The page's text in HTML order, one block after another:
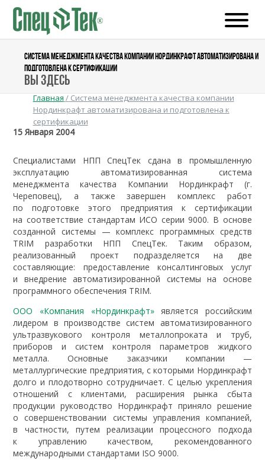
СИСТЕМА МЕНЕДЖМЕНТА КАЧЕСТВА КОМПАНИИ НОРДИНКРАФТ АВТОМАТИЗИРОВАНА И
ПОДГОТОВЛЕНА К СЕРТИФИКАЦИИ
Вы здесь
Главная / Система менеджмента качества компании
Нординкрафт автоматизирована и подготовлена к
сертификации
15 Января 2004
Специалистами НПП СпецТек сдана в промышленную
эксплуатацию автоматизированная система
менеджмента качества Компании Нординкрафт (г.
Череповец), а также завершен комплекс работ
по подготовке этого предприятия к сертификации
на соответствие стандартам ИСО серии 9000. В основе
созданной системы — комплекс программных средств
TRIM разработки НПП СпецТек. Таким образом,
реализованный проект подразделяется на две
составляющие: предоставление консалтинговых услуг
и внедрение автоматизированной системы на основе
программного обеспечения TRIM.
ООО «Компания «Нординкрафт»является российским
лидером в производстве систем автоматизированного
ультразвукового контроля металлопроката и труб,
приборов и систем контроля параметров жидкого
металла. Основные заказчики компании —
металлургические предприятия, с которыми Нординкрафт
долго и плодотворно сотрудничает. С целью укрепления
отношений с клиентами, расширения рынка сбыта
продукции руководство Нординкрафт приняло решение
о совершенствовании системы управления компанией,
в частности, путем реализации процессного подхода
к управлению качеством, рекомендованного
международными стандартами ISO 9000.